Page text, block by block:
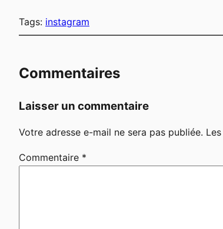
Tags: instagram
Commentaires
Laisser un commentaire
Votre adresse e-mail ne sera pas publiée.
Commentaire *